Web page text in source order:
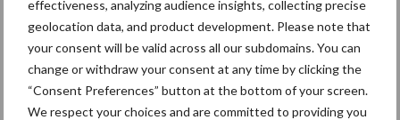
effectiveness, analyzing audience insights, collecting precise
geolocation data, and product development. Please note that
your consent will be valid across all our subdomains. You can
change or withdraw your consent at any time by clicking the
“Consent Preferences” button at the bottom of your screen.
We respect your choices and are committed to providing you
Bedrijfsnieuws
Ligbox &
Voerhekken